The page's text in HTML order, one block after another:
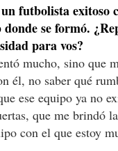
futbolista exitoso
se formó.
para vos?
mucho, sino que
él, no saber qué
ese equipo ya no
que me brindó
con el que estoy